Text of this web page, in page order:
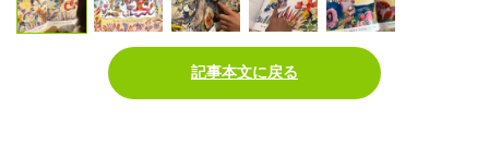
記事本文に戻る